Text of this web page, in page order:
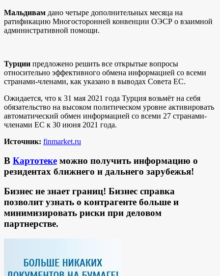
Мальдивам дано четыре дополнительных месяца на
ратификацию Многосторонней конвенции ОЭСР о взаимной
административной помощи.
Турции предложено решить все открытые вопросы
относительно эффективного обмена информацией со всеми
странами-членами, как указано в выводах Совета ЕС.
Ожидается, что к 31 мая 2021 года Турция возьмёт на себя
обязательство на высоком политическом уровне активировать
автоматический обмен информацией со всеми 27 странами-
членами ЕС к 30 июня 2021 года.
Источник: finmarket.ru
В Картотеке можно получить информацию о
резидентах ближнего и дальнего зарубежья!
Бизнес не знает границ! Бизнес справка
позволит узнать о контрагенте больше и
минимизировать риски при деловом
партнерстве.